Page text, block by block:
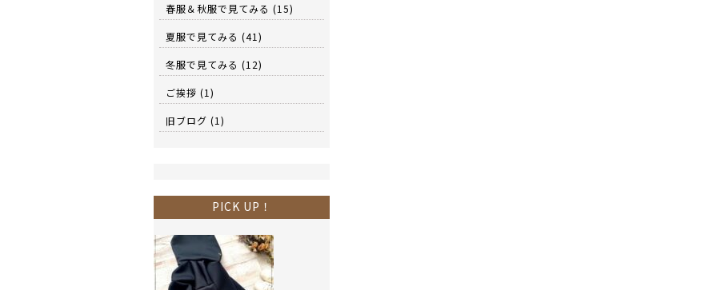
春服＆秋服で見てみる (15)
夏服で見てみる (41)
冬服で見てみる (12)
ご挨拶 (1)
旧ブログ (1)
PICK UP！